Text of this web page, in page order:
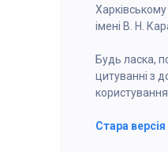
імені В. Н.
Будь ласка,
цитуванні з
Стара